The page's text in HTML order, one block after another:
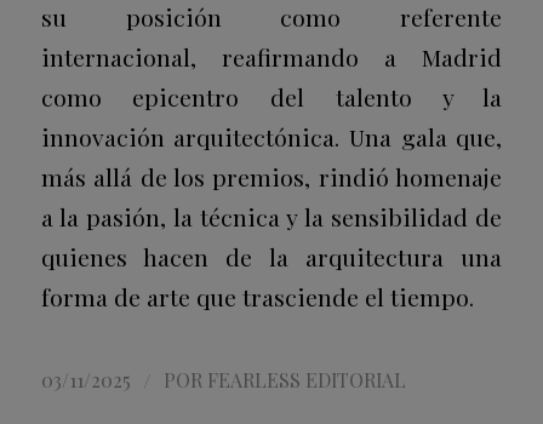
su posición como referente
internacional, reafirmando a Madrid
como epicentro del talento y la
innovación arquitectónica. Una gala que,
más allá de los premios, rindió homenaje
a la pasión, la técnica y la sensibilidad de
quienes hacen de la arquitectura una
forma de arte que trasciende el tiempo.
03/11/2025 POR FEARLESS EDITORIAL